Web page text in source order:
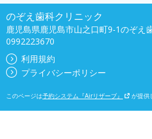
のぞえ歯科クリニック
鹿児島県鹿児島市山之口町9-1のぞえ
0992223670
利用規約
プライバシーポリシー
このページは予約システム『Airリザーブ』 が提供